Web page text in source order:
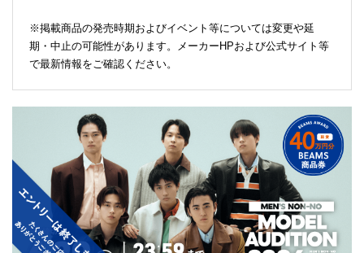
※掲載商品の発売時期およびイベント等については変更や延
期・中止の可能性があります。メーカーHPおよび公式サイト等
で最新情報をご確認ください。